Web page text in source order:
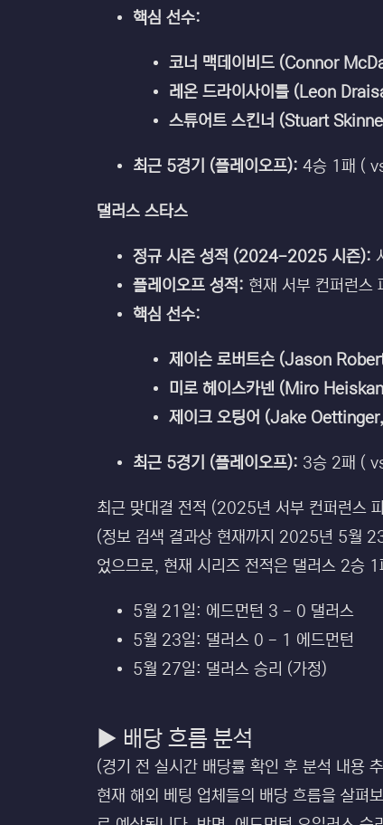
핵심 선수:
코너 맥데이비드 (Connor
레온 드라이사이틀 (Leon
스튜어트 스킨너 (Stuart
최근 5경기 (플레이오프): 4승 1패 (
댈러스 스타스
정규 시즌 성적 (2024-2025 시즌):
플레이오프 성적: 현재 서부 컨퍼런스
핵심 선수:
제이슨 로버트슨 (Jason
미로 헤이스카넨 (Miro
제이크 오팅어 (Jake
최근 5경기 (플레이오프): 3승 2패 (
최근 맞대결 전적 (2025년 서부 컨퍼런스
(정보 검색 결과상 현재까지 2025년 5월
었으므로, 현재 시리즈 전적은 댈러스 2승
5월 21일: 에드먼턴 3 - 0 댈러스
5월 23일: 댈러스 0 - 1 에드먼턴
5월 27일: 댈러스 승리 (가정)
▶ 배당 흐름 분석
(경기 전 실시간 배당률 확인 후 분석 내용
현재 해외 베팅 업체들의 배당 흐름을 살